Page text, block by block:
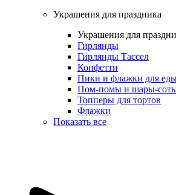
Украшения для праздника
Украшения для
Гирлянды
Гирлянды Тассел
Конфетти
Пики и флажки для
Пом-помы и шары-
Топперы для тортов
Флажки
Показать все